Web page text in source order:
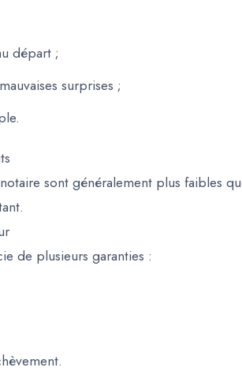
départ ;
surprises ;
sont généralement plus faibles
de plusieurs garanties :